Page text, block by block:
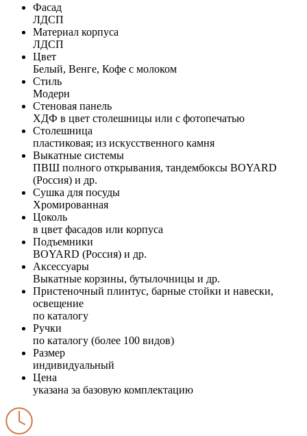
Фасад
ЛДСП
Материал корпуса
ЛДСП
Цвет
Белый, Венге, Кофе с молоком
Стиль
Модерн
Стеновая панель
ХДФ в цвет столешницы или с фотопечатью
Столешница
пластиковая; из искусственного камня
Выкатные системы
ПВШ полного открывания, тандембоксы BOYARD
(Россия) и др.
Сушка для посуды
Хромированная
Цоколь
в цвет фасадов или корпуса
Подъемники
BOYARD (Россия) и др.
Аксессуары
Выкатные корзины, бутылочницы и др.
Пристеночный плинтус, барные стойки и навески,
освещение
по каталогу
Ручки
по каталогу (более 100 видов)
Размер
индивидуальный
Цена
указана за базовую комплектацию